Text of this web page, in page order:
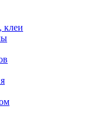
клеи